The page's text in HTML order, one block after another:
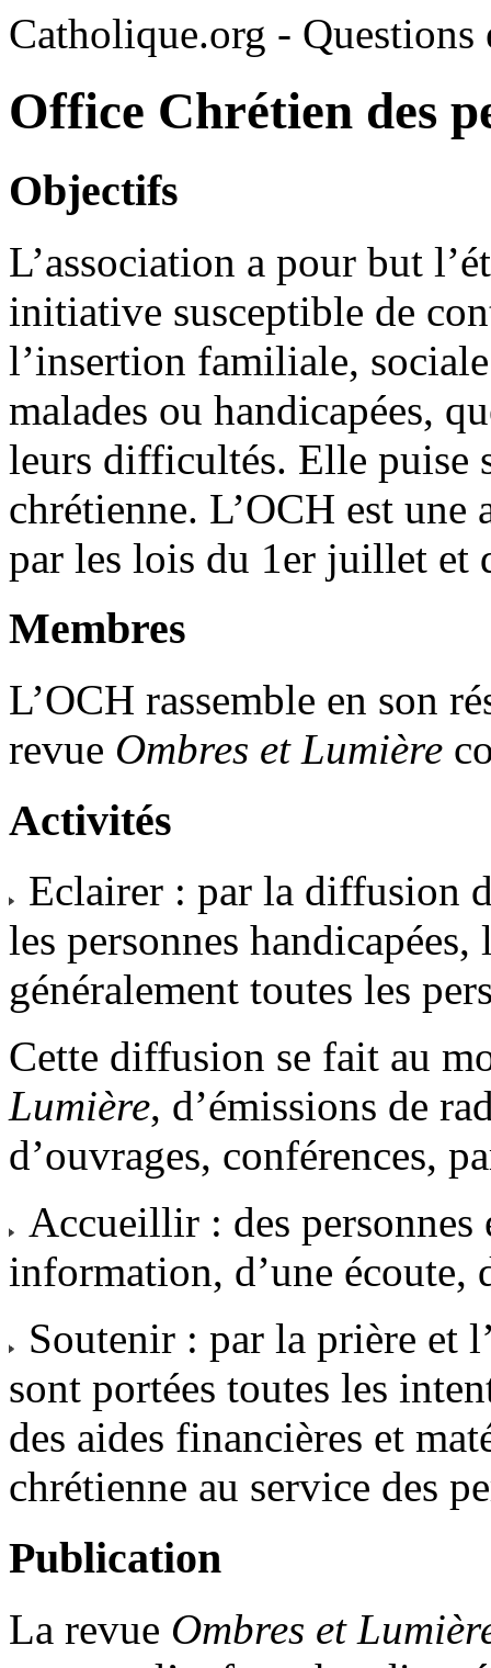
Catholique.org - Questions
Office Chrétien des
Objectifs
L’association a pour but
initiative susceptible de
l’insertion familiale,
malades ou handicapées,
leurs difficultés. Elle puise
chrétienne. L’OCH est une
par les lois du 1er juillet et
Membres
L’OCH rassemble en son
revue Ombres et Lumière
Activités
Eclairer : par la diffusion
les personnes
généralement toutes les
Cette diffusion se fait au
Lumière, d’émissions de
d’ouvrages, conférences,
Accueillir : des personnes
information, d’une écoute,
Soutenir : par la prière et
sont portées toutes les
des aides financières et
chrétienne au service des
Publication
La revue Ombres et